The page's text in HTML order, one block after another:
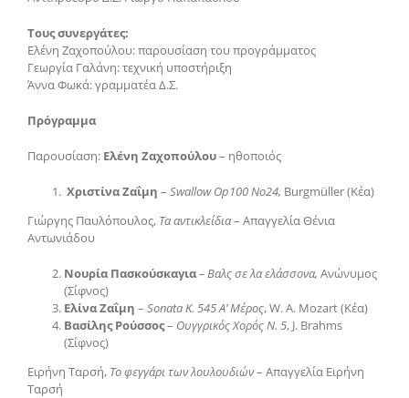
Τους συνεργάτες:
Ελένη Ζαχοπούλου: παρουσίαση του προγράμματος
Γεωργία Γαλάνη: τεχνική υποστήριξη
Άννα Φωκά: γραμματέα Δ.Σ.
Πρόγραμμα
Παρουσίαση: Ελένη Ζαχοπούλου– ηθοποιός
ΧριστίναΖαΐμη – Swallow Op100 No24, Burgmüller (Κέα)
Γιώργης Παυλόπουλος, Τα αντικλείδια– Απαγγελία Θένια
Αντωνιάδου
Νουρία Πασκούσκαγια– Βαλς σε λα ελάσσονα, Ανώνυμος
(Σίφνος)
Ελίνα Ζαΐμη – Sonata K. 545 Α’ Μέρος, W. A. Mozart (Κέα)
Βασίλης Ρούσσος– Ουγγρικός Χορός N. 5, J. Brahms
(Σίφνος)
Ειρήνη Ταρσή, Το φεγγάρι των λουλουδιών– Απαγγελία Ειρήνη
Ταρσή